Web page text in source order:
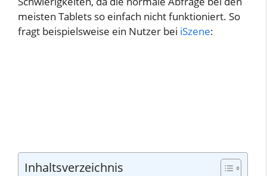
meisten Tablets so einfach nicht funktioniert. So
fragt beispielsweise ein Nutzer bei iSzene:
Inhaltsverzeichnis